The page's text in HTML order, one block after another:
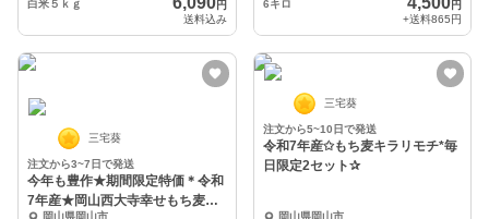
白米５ｋｇ
円
送料込み
6キロ
円
+送料865円
三宅葵
注文から3~7日で発送
今年も豊作★期間限定特価＊令和
7年産★岡山西大寺幸せもち麦
岡山県岡山市
三宅葵
注文から5~10日で発送
令和7年産✩もち麦キラリモチ*毎
日限定2セット✰︎
岡山県岡山市